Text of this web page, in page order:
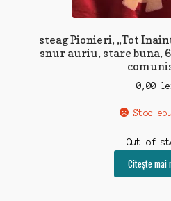
steag Pionieri, „Tot
snur auriu, stare buna,
0,00
Stoc
Out of
Citește mai